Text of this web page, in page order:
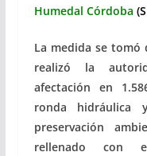
Humedal Córdoba
La medida se tomó
realizó la
afectación en
ronda
preservación
rellenado con